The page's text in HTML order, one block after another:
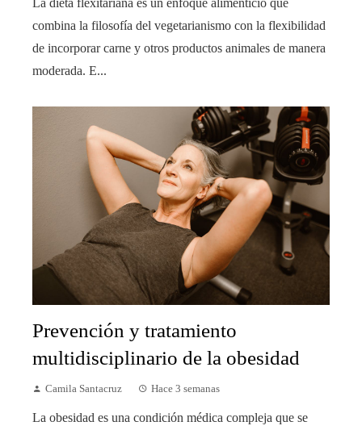
La dieta flexitariana es un enfoque alimenticio que
combina la filosofía del vegetarianismo con la flexibilidad
de incorporar carne y otros productos animales de manera
moderada. E...
Prevención y tratamiento
multidisciplinario de la obesidad
Camila Santacruz Hace 3 semanas
La obesidad es una condición médica compleja que se